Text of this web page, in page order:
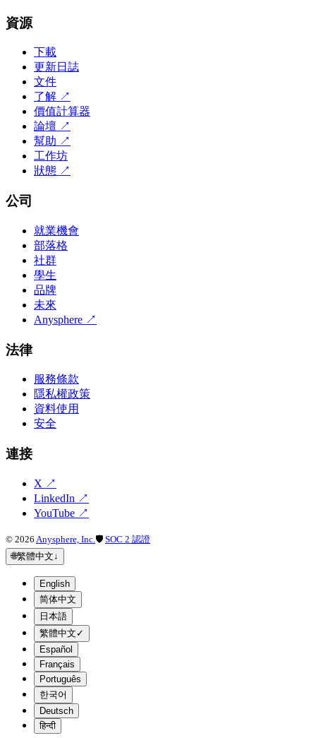
資源
下載
更新日誌
文件
了解 ↗
價值計算器
論壇 ↗
幫助 ↗
工作坊
狀態 ↗
公司
就業機會
部落格
社群
學生
品牌
未來
Anysphere ↗
法律
服務條款
隱私權政策
資料使用
安全
連接
X ↗
LinkedIn ↗
YouTube ↗
© 2026 Anysphere, Inc. 🛡 SOC 2 認證
🌐繁體中文↓
English
简体中文
日本語
繁體中文 ✓
Español
Français
Português
한국어
Deutsch
हिन्दी